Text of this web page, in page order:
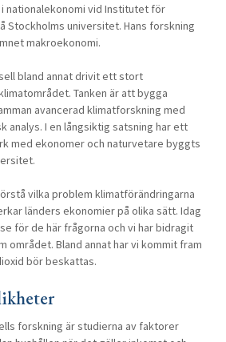
nationalekonomi vid Institutet för
Stockholms universitet. Hans forskning
makroekonomi.
bland annat drivit ett stort
Tanken är att bygga
avancerad klimatforskning med
analys. I en långsiktig satsning har ett
med ekonomer och naturvetare byggts
vilka problem klimatförändringarna
länders ekonomier på olika sätt. Idag
för de här frågorna och vi har bidragit
området. Bland annat har vi kommit fram
bör beskattas.
forskning är studierna av faktorer